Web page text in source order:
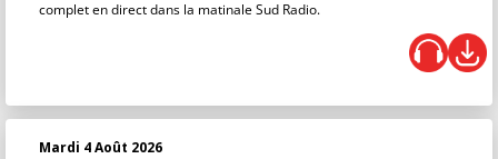
complet en direct dans la matinale Sud Radio.
Mardi 4 Août 2026